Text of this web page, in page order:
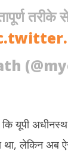
यूपी
लेकिन अब